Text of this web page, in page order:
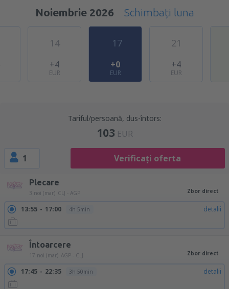
Noiembrie 2026
Schimbați luna
14
+4
EUR
17
+0
EUR
21
+4
EUR
Tariful/persoană, dus-întors:
103 EUR
1 Verificați oferta
Plecare
3 noi (mar) CLJ - AGP Zbor direct
13:55 17:00 4h 5min detalii
Întoarcere
17 noi (mar) AGP - CLJ Zbor direct
17:45 22:35 3h 50min detalii